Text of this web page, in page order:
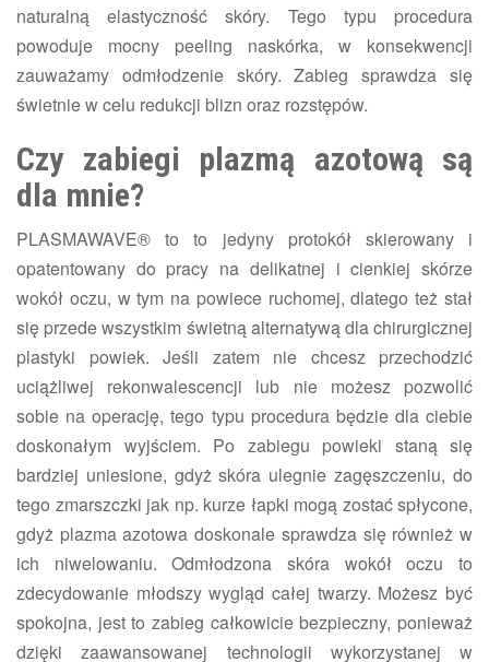
naturalną elastyczność skóry. Tego typu procedura
powoduje mocny peeling naskórka, w konsekwencji
zauważamy odmłodzenie skóry. Zabieg sprawdza się
świetnie w celu redukcji blizn oraz rozstępów.
Czy zabiegi plazmą azotową są
dla mnie?
PLASMAWAVE® to to jedyny protokół skierowany i
opatentowany do pracy na delikatnej i cienkiej skórze
wokół oczu, w tym na powiece ruchomej, dlatego też stał
się przede wszystkim świetną alternatywą dla chirurgicznej
plastyki powiek. Jeśli zatem nie chcesz przechodzić
uciążliwej rekonwalescencji lub nie możesz pozwolić
sobie na operację, tego typu procedura będzie dla ciebie
doskonałym wyjściem. Po zabiegu powieki staną się
bardziej uniesione, gdyż skóra ulegnie zagęszczeniu, do
tego zmarszczki jak np. kurze łapki mogą zostać spłycone,
gdyż plazma azotowa doskonale sprawdza się również w
ich niwelowaniu. Odmłodzona skóra wokół oczu to
zdecydowanie młodszy wygląd całej twarzy. Możesz być
spokojna, jest to zabieg całkowicie bezpieczny, ponieważ
dzięki zaawansowanej technologii wykorzystanej w